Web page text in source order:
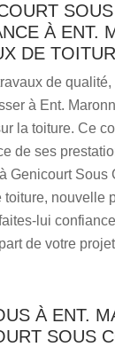
À ENT.
DE
de
à Ent.
la toiture. Ce
de ses
Genicourt
toiture, nouvelle
lui
de votre
À ENT.
SOUS